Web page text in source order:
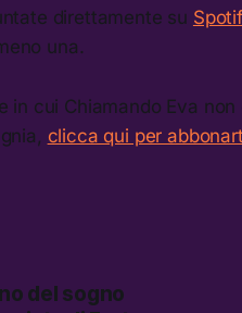
direttamente su
una.
in cui Chiamando Eva
clicca qui per
del sogno